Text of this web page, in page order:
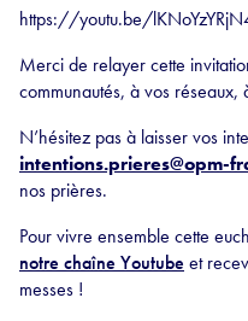
https://youtu.be/
Merci de relayer cette
communautés, à vos réseaux,
N’hésitez pas à laisser vos
intentions.prieres@opm-
nos prières.
Pour vivre ensemble cette
notre chaîne Youtube et
messes !